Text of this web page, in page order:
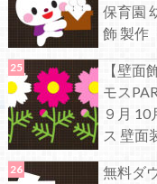
保育園
飾 製作
【壁面
モス
９月
ス 壁面
無料ダ